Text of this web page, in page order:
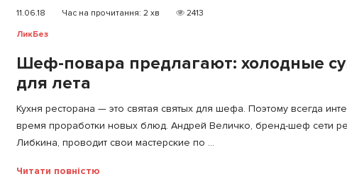
11.06.18 Час на прочитання: 2 хв
2413
ЛикБез
Шеф-повара предлагают: холодные
для лета
Кухня ресторана — это святая святых для шефа. Поэтому всегда
время проработки новых блюд. Андрей Величко, бренд-шеф сети
Либкина, проводит свои мастерские по ...
Читати повністю